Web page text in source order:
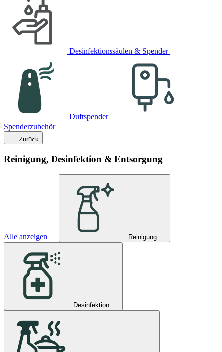
Desinfektionssäulen & Spender
Duftspender
Spenderzubehör
Zurück
Reinigung, Desinfektion & Entsorgung
Alle anzeigen Reinigung
Desinfektion